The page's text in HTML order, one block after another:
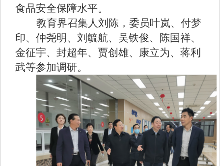
食品安全保障水平。
教育界召集人刘陈，委员叶岚、付梦
印、仲尧明、刘毓航、吴铁俊、陈国祥、
金征宇、封超年、贾创雄、康立为、蒋利
武等参加调研。